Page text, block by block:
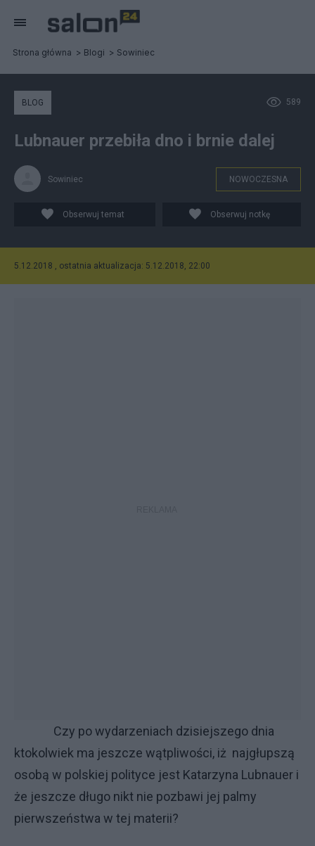
Strona główna Blogi Sowiniec
589
BLOG
Lubnauer przebiła dno i brnie dalej
Sowiniec NOWOCZESNA
Obserwuj temat Obserwuj notkę
5.12.2018 , ostatnia aktualizacja: 5.12.2018, 22:00
Czy po wydarzeniach dzisiejszego dnia
ktokolwiek ma jeszcze wątpliwości, iż najgłupszą
osobą w polskiej polityce jest Katarzyna Lubnauer i
że jeszcze długo nikt nie pozbawi jej palmy
pierwszeństwa w tej materii?